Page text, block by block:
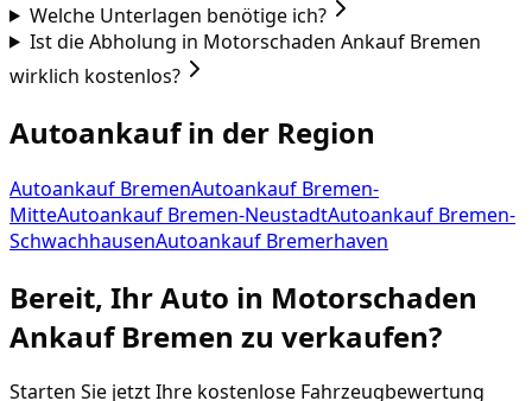
Welche Unterlagen benötige ich?
Ist die Abholung in Motorschaden Ankauf Bremen
wirklich kostenlos?
Autoankauf in der Region
Autoankauf BremenAutoankauf Bremen-
MitteAutoankauf Bremen-NeustadtAutoankauf Bremen-
SchwachhausenAutoankauf Bremerhaven
Bereit, Ihr Auto in Motorschaden
Ankauf Bremen zu verkaufen?
Starten Sie jetzt Ihre kostenlose Fahrzeugbewertung